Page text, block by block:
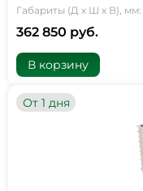
Габариты (Д х Ш х В), мм:
362 850 руб.
В корзину
От 1 дня